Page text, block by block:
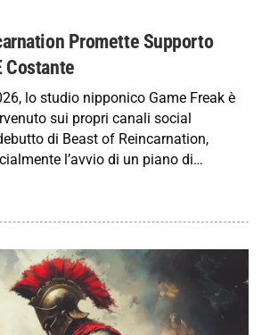
Promette Supporto
Costante
lo studio nipponico Game Freak è
sui propri canali social
di Beast of Reincarnation,
l’avvio di un piano di…